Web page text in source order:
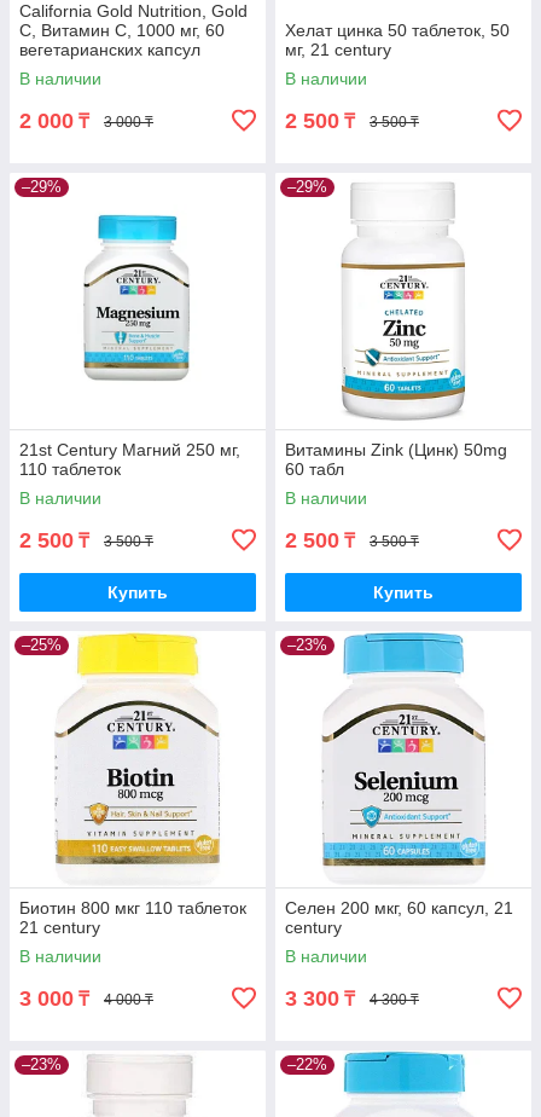
California Gold Nutrition, Gold
C, Витамин C, 1000 мг, 60
вегетарианских капсул
В наличии
2 000 ₸ 3 000 ₸
Хелат цинка 50 таблеток, 50
мг, 21 century
В наличии
2 500 ₸ 3 500 ₸
–29%
21st Century Магний 250 мг,
110 таблеток
В наличии
2 500 ₸ 3 500 ₸
Купить
–29%
Витамины Zink (Цинк) 50mg
60 табл
В наличии
2 500 ₸ 3 500 ₸
Купить
–25%
Биотин 800 мкг 110 таблеток
21 century
В наличии
3 000 ₸ 4 000 ₸
–23%
Селен 200 мкг, 60 капсул, 21
century
В наличии
3 300 ₸ 4 300 ₸
–23% –22%